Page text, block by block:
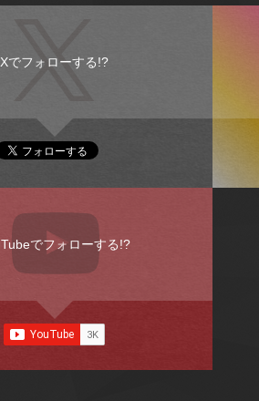
Xでフォローする!?
でフォローする!?